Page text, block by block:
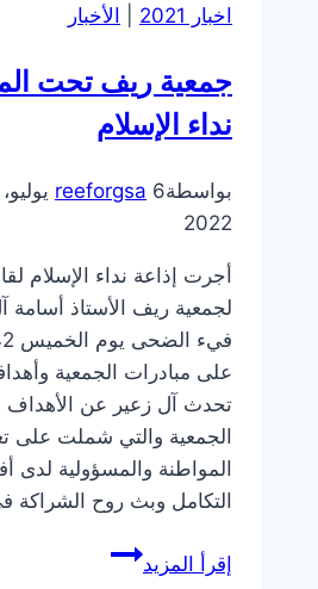
الى
الأفلاج
اخبار 2021 الأخبار
جمعية ريف تحت
نداء الإسلام
بواسطة reeforgsa 6 يوليو، 2021
2022
أجرت إذاعة نداء الإسلام
لجمعية ريف الأستاذ أسامة
على مبادرات الجمعية
تحدث آل زعير عن الأهداف
الجمعية والتي شملت على
المواطنة والمسؤولية لدى
التكامل وبث روح الشراكة
إقرأ المزيدجمعية